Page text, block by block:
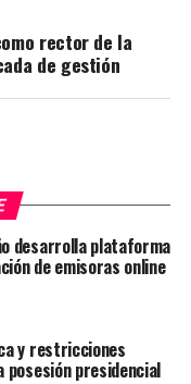
rector de la
de gestión
desarrolla plataforma
de emisoras online
y restricciones
posesión presidencial